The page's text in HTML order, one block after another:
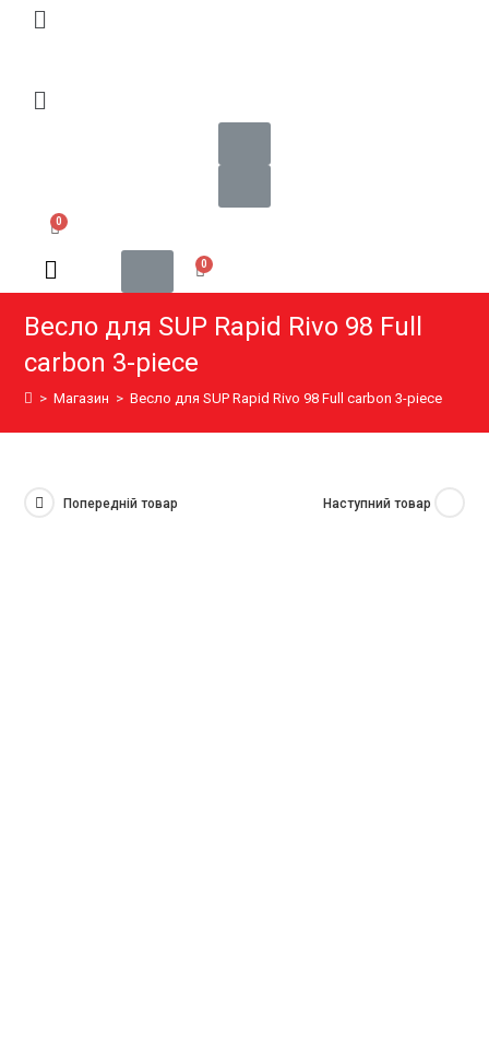
Весло для SUP Rapid Rivo 98 Full
carbon 3-piece
> Магазин > Весло для SUP Rapid Rivo 98 Full carbon 3-piece
Попередній товар Наступний товар